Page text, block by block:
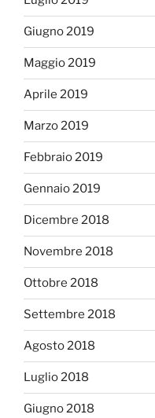
Giugno 2019
Maggio 2019
Aprile 2019
Marzo 2019
Febbraio 2019
Gennaio 2019
Dicembre 2018
Novembre 2018
Ottobre 2018
Settembre 2018
Agosto 2018
Luglio 2018
Giugno 2018